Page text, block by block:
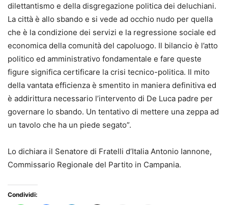
dilettantismo e della disgregazione politica dei deluchiani.
La città è allo sbando e si vede ad occhio nudo per quella
che è la condizione dei servizi e la regressione sociale ed
economica della comunità del capoluogo. Il bilancio è l’atto
politico ed amministrativo fondamentale e fare queste
figure significa certificare la crisi tecnico-politica. Il mito
della vantata efficienza è smentito in maniera definitiva ed
è addirittura necessario l’intervento di De Luca padre per
governare lo sbando. Un tentativo di mettere una zeppa ad
un tavolo che ha un piede segato”.
Lo dichiara il Senatore di Fratelli d’Italia Antonio Iannone,
Commissario Regionale del Partito in Campania.
Condividi: